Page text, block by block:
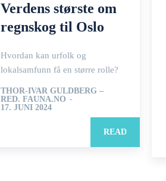
Verdens største om
regnskog til Oslo
Hvordan kan urfolk og
lokalsamfunn få en større rolle?
THOR-IVAR GULDBERG –
RED. FAUNA.NO -
17. JUNI 2024
READ